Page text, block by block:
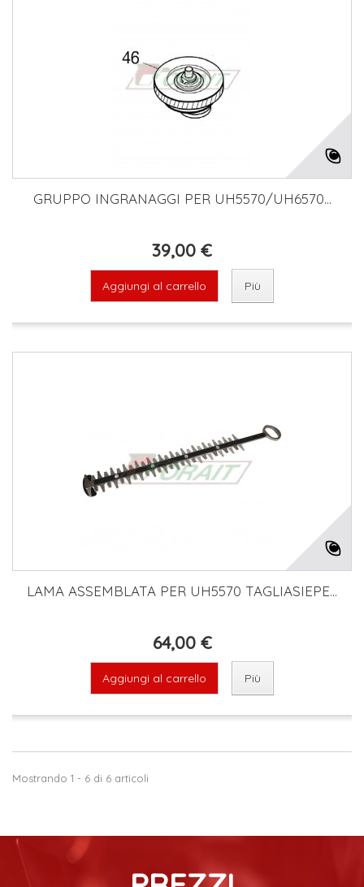
GRUPPO INGRANAGGI PER UH5570/UH6570...
39,00 €
Aggiungi al carrello Più
LAMA ASSEMBLATA PER UH5570 TAGLIASIEPE...
64,00 €
Aggiungi al carrello Più
Mostrando 1 - 6 di 6 articoli